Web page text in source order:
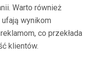
Warto również
wynikom
co przekłada
klientów.